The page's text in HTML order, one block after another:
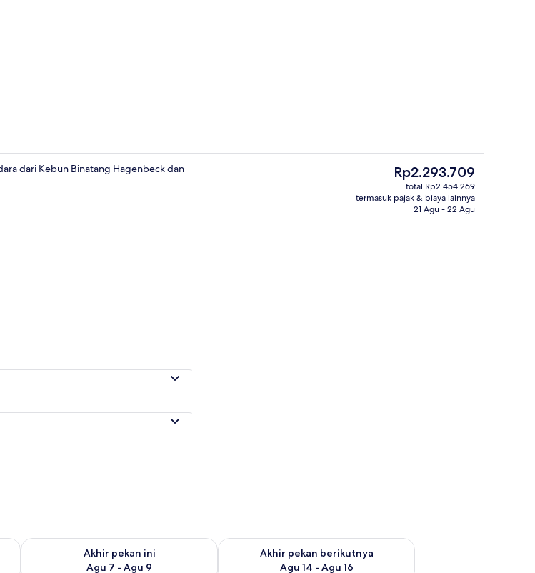
Eksterior
dari Kebun Binatang Hagenbeck dan
Harga
saat
ini
Rp2.293.709
Rp2.293.709
total Rp2.454.269
termasuk pajak & biaya lainnya
21 Agu - 22 Agu
8 - Agu 9
Akhir pekan ini
Agu 7 - Agu 9
Periksa ketersediaan untuk akhir pekan ini Agu 7 - Agu 9
Akhir pekan berikutnya
Agu 14 - Agu 16
Periksa ketersediaan untuk akhir pekan berikutnya Agu 14 -